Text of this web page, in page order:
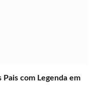
com Legenda em